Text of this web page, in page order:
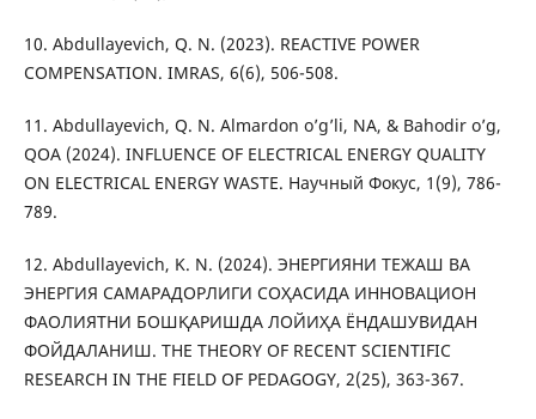
10. Abdullayevich, Q. N. (2023). REACTIVE POWER
COMPENSATION. IMRAS, 6(6), 506-508.
11. Abdullayevich, Q. N. Almardon o’g’li, NA, & Bahodir o’g,
QOA (2024). INFLUENCE OF ELECTRICAL ENERGY QUALITY
ON ELECTRICAL ENERGY WASTE. Научный Фокус, 1(9), 786-
789.
12. Abdullayevich, K. N. (2024). ЭНЕРГИЯНИ ТЕЖАШ ВА
ЭНЕРГИЯ САМАРАДОРЛИГИ СОҲАСИДА ИННОВАЦИОН
ФАОЛИЯТНИ БОШҚАРИШДА ЛОЙИҲА ЁНДАШУВИДАН
ФОЙДАЛАНИШ. THE THEORY OF RECENT SCIENTIFIC
RESEARCH IN THE FIELD OF PEDAGOGY, 2(25), 363-367.